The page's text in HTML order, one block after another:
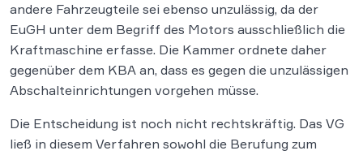
andere Fahrzeugteile sei ebenso unzulässig, da der
EuGH unter dem Begriff des Motors ausschließlich die
Kraftmaschine erfasse. Die Kammer ordnete daher
gegenüber dem KBA an, dass es gegen die unzulässigen
Abschalteinrichtungen vorgehen müsse.
Die Entscheidung ist noch nicht rechtskräftig. Das VG
ließ in diesem Verfahren sowohl die Berufung zum